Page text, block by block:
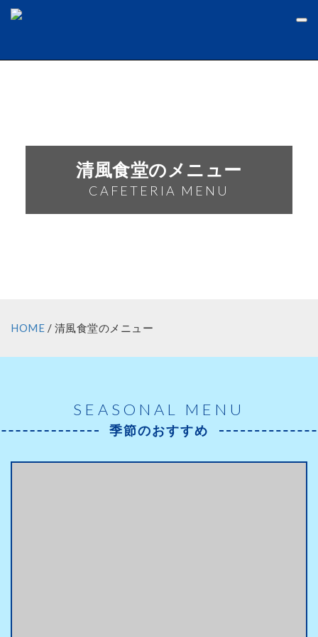
清風食堂のメニュー
CAFETERIA MENU
HOME / 清風食堂のメニュー
SEASONAL MENU
季節のおすすめ